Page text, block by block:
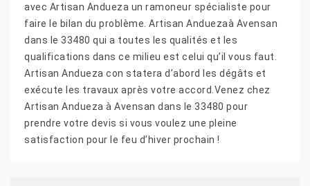
avec Artisan Andueza un ramoneur spécialiste pour
faire le bilan du problème. Artisan Anduezaà Avensan
dans le 33480 qui a toutes les qualités et les
qualifications dans ce milieu est celui qu’il vous faut.
Artisan Andueza con statera d’abord les dégâts et
exécute les travaux après votre accord.Venez chez
Artisan Andueza à Avensan dans le 33480 pour
prendre votre devis si vous voulez une pleine
satisfaction pour le feu d’hiver prochain !